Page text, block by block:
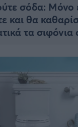
σόδα: Μόνο
και θα
τα σιφόνια